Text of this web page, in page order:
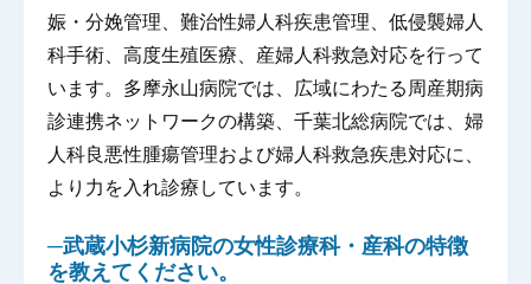
娠・分娩管理、難治性婦人科疾患管理、低侵襲婦人
科手術、高度生殖医療、産婦人科救急対応を行って
います。多摩永山病院では、広域にわたる周産期病
診連携ネットワークの構築、千葉北総病院では、婦
人科良悪性腫瘍管理および婦人科救急疾患対応に、
より力を入れ診療しています。
─武蔵小杉新病院の女性診療科・産科の特徴
を教えてください。